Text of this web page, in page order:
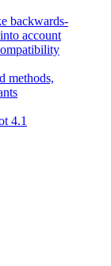
backwards-
account
methods,
4.1